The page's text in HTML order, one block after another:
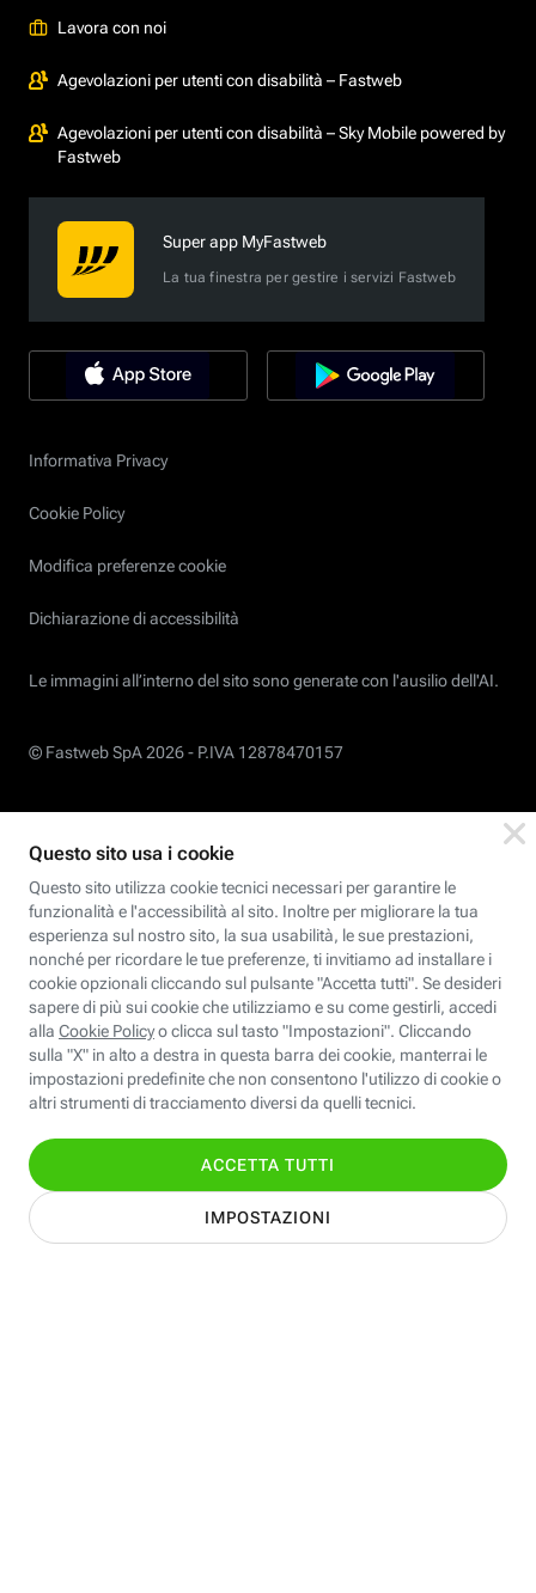
Lavora con noi
Agevolazioni per utenti con disabilità – Fastweb
Agevolazioni per utenti con disabilità – Sky Mobile powered by
Fastweb
Super app MyFastweb
La tua finestra per gestire i servizi Fastweb
Informativa Privacy
Cookie Policy
Modifica preferenze cookie
Dichiarazione di accessibilità
Le immagini all’interno del sito sono generate con l'ausilio dell'AI.
© Fastweb SpA 2026 - P.IVA 12878470157